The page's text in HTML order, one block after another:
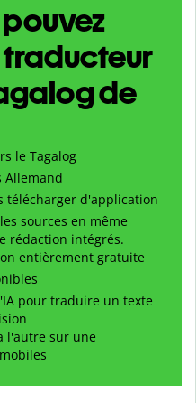
de
le Tagalog
Allemand
télécharger d'application
sources en même
rédaction intégrés.
entièrement gratuite
pour traduire un texte
l'autre sur une